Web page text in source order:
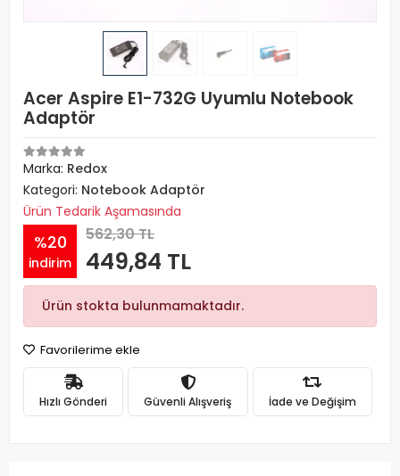
Acer Aspire E1-732G Uyumlu Notebook
Adaptör
Marka: Redox
Kategori: Notebook Adaptör
Ürün Tedarik Aşamasında
%20
indirim
562,30 TL
449,84 TL
Ürün stokta bulunmamaktadır.
Favorilerime ekle
Hızlı Gönderi Güvenli Alışveriş İade ve Değişim